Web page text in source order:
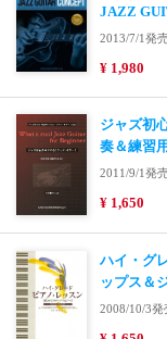
JAZZ
2013/7/1発
¥ 1,980
ジャズ初
奏＆練習
2011/9/1発
¥ 1,650
ハイ・グ
ップス＆
2008/10/3発